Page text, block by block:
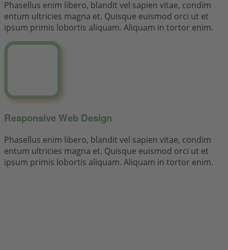
Phasellus enim libero, blandit vel sapien vitae, condim
entum ultricies magna et. Quisque euismod orci ut et
ipsum primis lobortis aliquam. Aliquam in tortor enim.
Responsive Web Design
Phasellus enim libero, blandit vel sapien vitae, condim
entum ultricies magna et. Quisque euismod orci ut et
ipsum primis lobortis aliquam. Aliquam in tortor enim.